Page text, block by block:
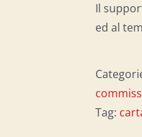
Il
ed al
Tag: